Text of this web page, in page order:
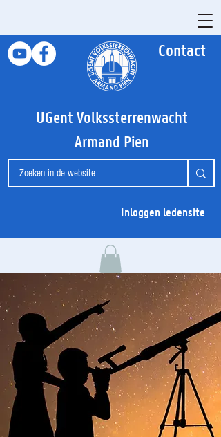
Contact
UGent Volkssterrenwacht
Armand Pien
Inloggen ledensite